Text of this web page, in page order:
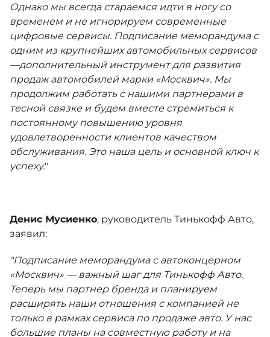
Однако мы всегда стараемся идти в ногу со
временем и не игнорируем современные
цифровые сервисы. Подписание меморандума с
одним из крупнейших автомобильных сервисов
—дополнительный инструмент для развития
продаж автомобилей марки «Москвич». Мы
продолжим работать с нашими партнерами в
тесной связке и будем вместе стремиться к
постоянному повышению уровня
удовлетворенности клиентов качеством
обслуживания. Это наша цель и основной ключ к
успеху."
Денис Мусиенко, руководитель Тинькофф Авто,
заявил:
"Подписание меморандума с автоконцерном
«Москвич» — важный шаг для Тинькофф Авто.
Теперь мы партнер бренда и планируем
расширять наши отношения с компанией не
только в рамках сервиса по продаже авто. У нас
большие планы на совместную работу и на